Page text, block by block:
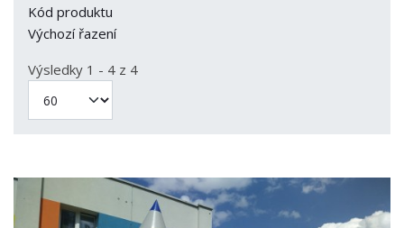
Kód produktu
Výchozí řazení
Výsledky 1 - 4 z 4